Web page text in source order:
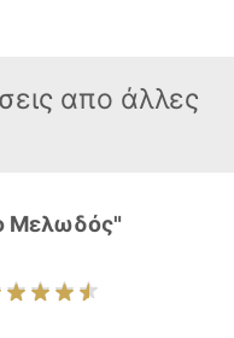
απο άλλες
Μελωδός"